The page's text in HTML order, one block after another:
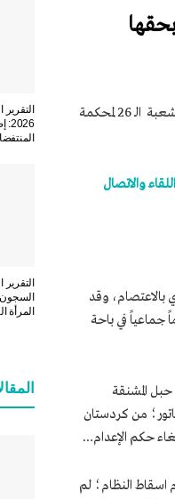
حُكِم على السجينة السياسية بخشان عزيزي المسجونة في عنبر النساء بسجن إيفين بالإعدام من قبل الشعبة الـ 26 لمحكمة
والاتصال
حكم إعدام بخشان عزيزي بالاعتصام، وقد
جماعياً في باحة
المشنقة
من كردستان
حكم الإعدام…
اسقاط النظام؛ لم
المرأة